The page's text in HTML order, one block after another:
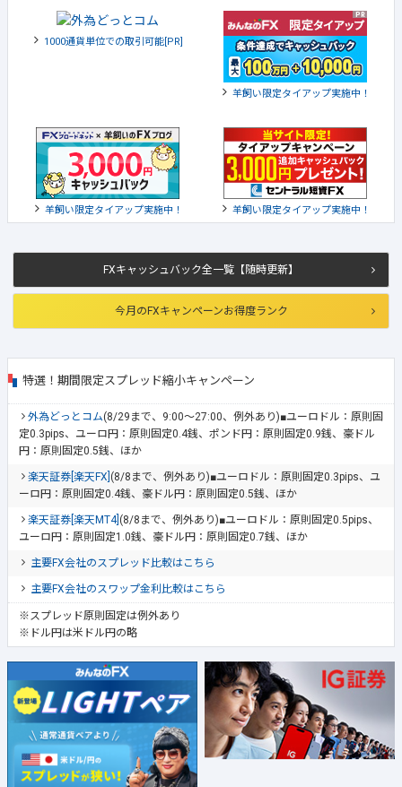
FXキャッシュバック全一覧【随時更新】
今月のFXキャンペーンお得度ランク
特選！期間限定スプレッド縮小キャンペーン
外為どっとコム(8/29まで、9:00～27:00、例外あり)■ユーロドル：原則固
定0.3pips、ユーロ円：原則固定0.4銭、ポンド円：原則固定0.9銭、豪ドル
円：原則固定0.5銭、ほか
楽天証券[楽天FX] (8/8まで、例外あり)■ユーロドル：原則固定0.3pips、ユ
ーロ円：原則固定0.4銭、豪ドル円：原則固定0.5銭、ほか
楽天証券[楽天MT4] (8/8まで、例外あり)■ユーロドル：原則固定0.5pips、
ユーロ円：原則固定1.0銭、豪ドル円：原則固定0.7銭、ほか
主要FX会社のスプレッド比較はこちら
主要FX会社のスワップ金利比較はこちら
※スプレッド原則固定は例外あり
※ドル円は米ドル円の略
1000通貨単位での取引可能[PR]
羊飼い限定タイアップ実施中！
羊飼い限定タイアップ実施中！ 羊飼い限定タイアップ実施中！